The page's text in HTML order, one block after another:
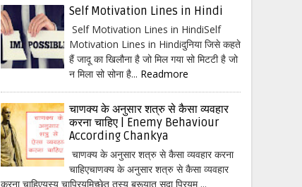
Self Motivation Lines in Hindi
Self Motivation Lines in HindiSelf
Motivation Lines in Hindiदुनिया जिसे कहते
हैं जादू का खिलौना है जो मिल गया सो मिटटी है जो
न मिला सो सोना है... Readmore
चाणक्य के अनुसार शत्रु से कैसा व्यवहार
करना चाहिए | Enemy Behaviour
According Chankya
चाणक्य के अनुसार शत्रु से कैसा व्यवहार करना
चाहिएचाणक्य के अनुसार शत्रु से कैसा व्यवहार
करना चाहिएयस्य चाप्रियमिच्छेत तस्य ब्रूयात् सदा प्रियम् ...